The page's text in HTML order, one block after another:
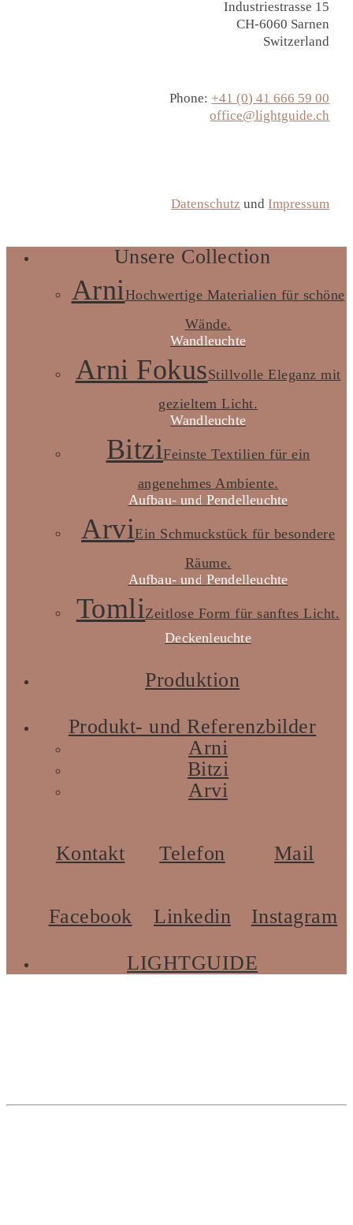
Industriestrasse 15
CH-6060 Sarnen
Switzerland
Phone: +41 (0) 41 666 59 00
office@lightguide.ch
Datenschutz undImpressum
Close
Unsere Collection
Arni Hochwertige Materialien für schöne
Wände.
Wandleuchte
Arni FokusStillvolle Eleganz mit
gezieltem Licht.
Wandleuchte
BitziFeinste Textilien für ein
angenehmes Ambiente.
Aufbau- und Pendelleuchte
ArviEin Schmuckstück für besondere
Räume.
Aufbau- und Pendelleuchte
Tomli Zeitlose Form für sanftes Licht.
Deckenleuchte
Produktion
Produkt- und Referenzbilder
Arni
Bitzi
Arvi
Kontakt Telefon Mail
Facebook Linkedin Instagram
LIGHTGUIDE